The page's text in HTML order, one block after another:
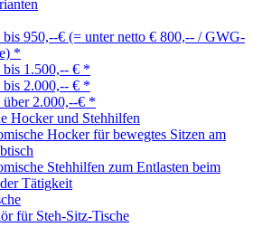
bis 950,--€ (= unter netto € 800,-- / GWG-
*
bis 1.500,-- € *
bis 2.000,-- € *
über 2.000,--€ *
Hocker und Stehhilfen
Hocker für bewegtes Sitzen am
Stehhilfen zum Entlasten beim
Tätigkeit
für Steh-Sitz-Tische